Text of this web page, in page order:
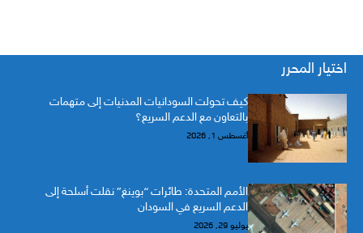
اختيار المحرر
كيف تحولت السودانيات المدنيات إلى متهمات
بالتعاون مع الدعم السريع؟
أغسطس 1, 2026
الأمم المتحدة: طائرات “بوينغ” نقلت أسلحة إلى
الدعم السريع في السودان
يوليو 29, 2026